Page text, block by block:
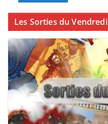
Les Sorties du Vendredi